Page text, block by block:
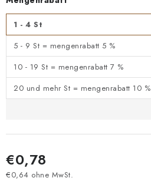
1 - 4 St
5 - 9 St = mengenrabatt 5 %
10 - 19 St = mengenrabatt 7 %
20 und mehr St = mengenrabatt 10 %
€0,78
€0,64 ohne MwSt.